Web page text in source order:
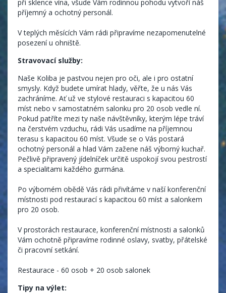
při sklence vína, všude Vám rodinnou pohodu vytvoří náš
příjemný a ochotný personál.
V teplých měsících Vám rádi připravíme nezapomenutelné
posezení u ohniště.
Stravovací služby:
Naše Koliba je pastvou nejen pro oči, ale i pro ostatní
smysly. Když budete umírat hlady, věřte, že u nás Vás
zachráníme. Ať už ve stylové restauraci s kapacitou 60
míst nebo v samostatném salonku pro 20 osob vedle ní.
Pokud patříte mezi ty naše návštěvníky, kterým lépe tráví
na čerstvém vzduchu, rádi Vás usadíme na příjemnou
terasu s kapacitou 60 míst. Všude se o Vás postará
ochotný personál a hlad Vám zažene náš výborný kuchař.
Pečlivě připravený jídelníček určitě uspokojí svou pestrostí
a specialitami každého gurmána.
Po výborném obědě Vás rádi přivítáme v naší konferenční
místnosti pod restaurací s kapacitou 60 míst a salonkem
pro 20 osob.
V prostorách restaurace, konferenční místnosti a salonků
Vám ochotně připravíme rodinné oslavy, svatby, přátelské
či pracovní setkání.
Restaurace - 60 osob + 20 osob salonek
Tipy na výlet: